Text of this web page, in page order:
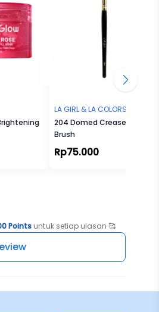
LA GIRL & LA COLORS
204 Domed Crease Pro
Brush
Rp75.000
Points untuk setiap ulasan 🥰